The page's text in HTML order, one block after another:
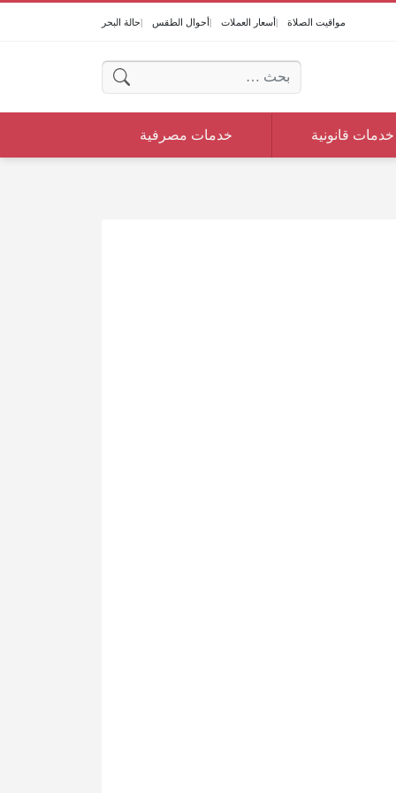
مواقيت الصلاة أسعار العملات أحوال الطقس حالة البحر
البحث عن:
خدمات قانونية خدمات مصرفية